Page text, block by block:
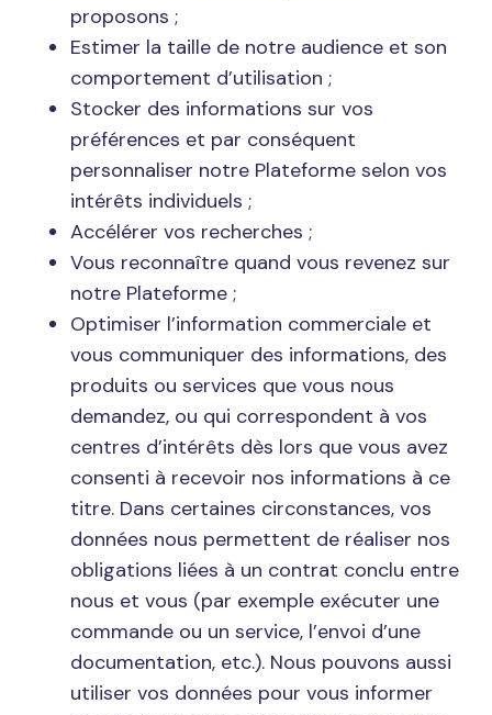
proposons ;
Estimer la taille de notre audience et son
comportement d’utilisation ;
Stocker des informations sur vos
préférences et par conséquent
personnaliser notre Plateforme selon vos
intérêts individuels ;
Accélérer vos recherches ;
Vous reconnaître quand vous revenez sur
notre Plateforme ;
Optimiser l’information commerciale et
vous communiquer des informations, des
produits ou services que vous nous
demandez, ou qui correspondent à vos
centres d’intérêts dès lors que vous avez
consenti à recevoir nos informations à ce
titre. Dans certaines circonstances, vos
données nous permettent de réaliser nos
obligations liées à un contrat conclu entre
nous et vous (par exemple exécuter une
commande ou un service, l’envoi d’une
documentation, etc.). Nous pouvons aussi
utiliser vos données pour vous informer